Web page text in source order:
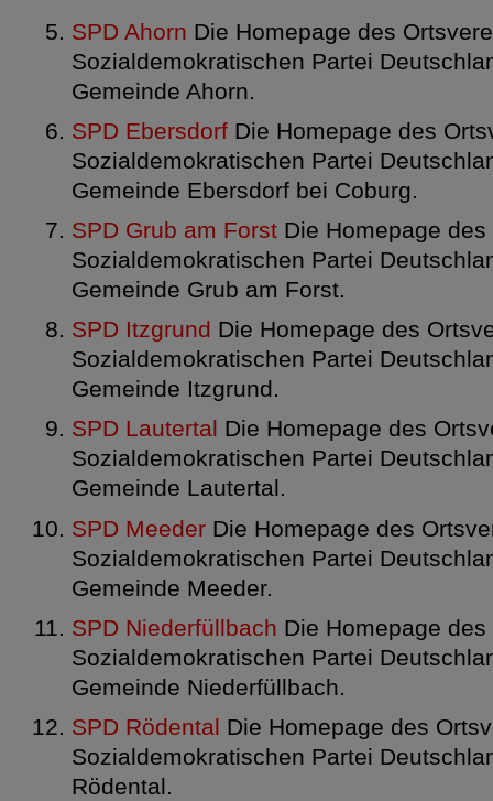
SPD Ahorn Die Homepage des
Sozialdemokratischen Partei
Gemeinde Ahorn.
SPD Ebersdorf Die Homepage des
Sozialdemokratischen Partei
Gemeinde Ebersdorf bei Coburg.
SPD Grub am Forst Die Homepage
Sozialdemokratischen Partei
Gemeinde Grub am Forst.
SPD Itzgrund Die Homepage des
Sozialdemokratischen Partei
Gemeinde Itzgrund.
SPD Lautertal Die Homepage des
Sozialdemokratischen Partei
Gemeinde Lautertal.
SPD Meeder Die Homepage des
Sozialdemokratischen Partei
Gemeinde Meeder.
SPD Niederfüllbach Die Homepage
Sozialdemokratischen Partei
Gemeinde Niederfüllbach.
SPD Rödental Die Homepage des
Sozialdemokratischen Partei
Rödental.